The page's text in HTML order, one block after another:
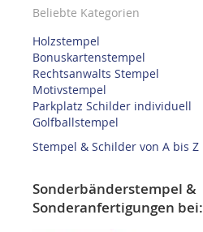
Beliebte Kategorien
Holzstempel
Bonuskartenstempel
Rechtsanwalts Stempel
Motivstempel
Parkplatz Schilder individuell
Golfballstempel
Stempel & Schilder von A bis Z
Sonderbänderstempel &
Sonderanfertigungen bei: